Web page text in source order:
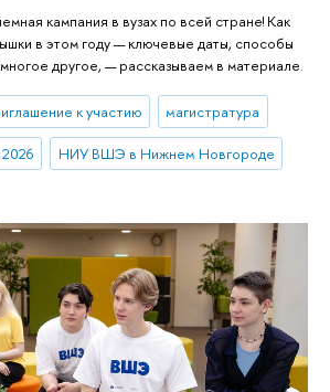
кампания в вузах по всей стране! Как
в этом году — ключевые даты, способы
другое, — рассказываем в материале.
к участию магистратура
НИУ ВШЭ в Нижнем Новгороде